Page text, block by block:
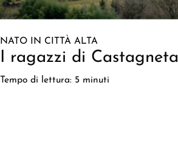
NATO IN CITTÀ ALTA
I ragazzi di Castagneta
Tempo di lettura: 5 minuti